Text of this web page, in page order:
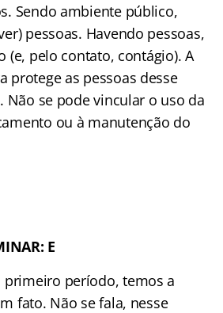
Sendo ambiente público,
pessoas. Havendo pessoas,
(e, pelo contato, contágio). A
protege as pessoas desse
Não se pode vincular o uso da
ou à manutenção do
E
primeiro período, temos a
fato. Não se fala, nesse